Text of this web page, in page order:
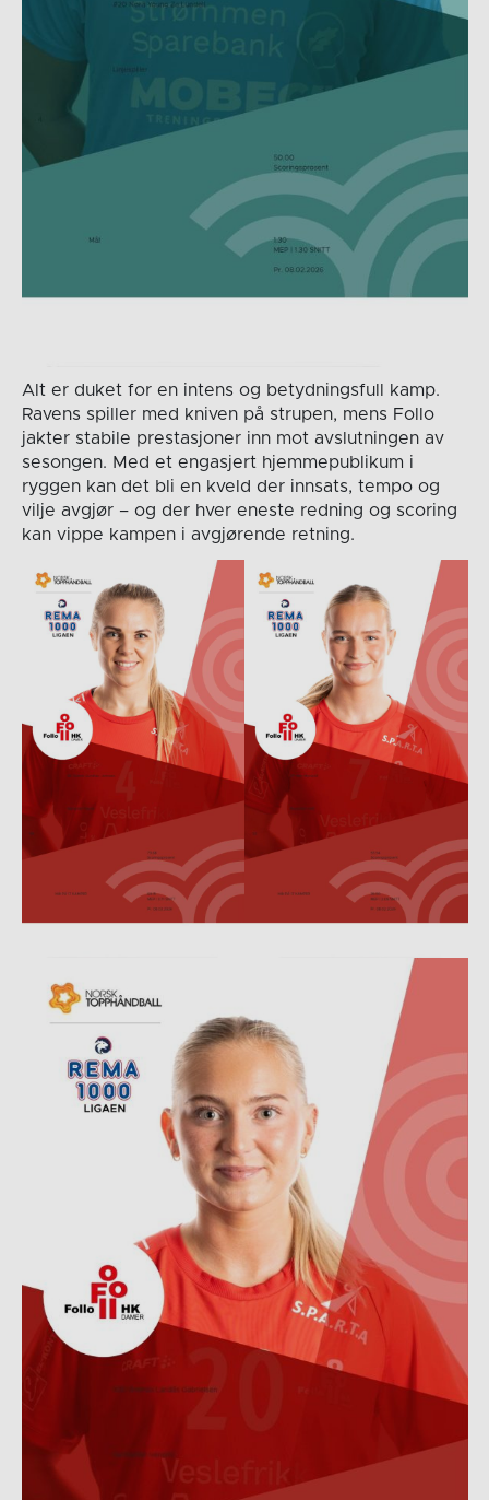
Alt er duket for en intens og betydningsfull kamp.
Ravens spiller med kniven på strupen, mens Follo
jakter stabile prestasjoner inn mot avslutningen av
sesongen. Med et engasjert hjemmepublikum i
ryggen kan det bli en kveld der innsats, tempo og
vilje avgjør – og der hver eneste redning og scoring
kan vippe kampen i avgjørende retning.